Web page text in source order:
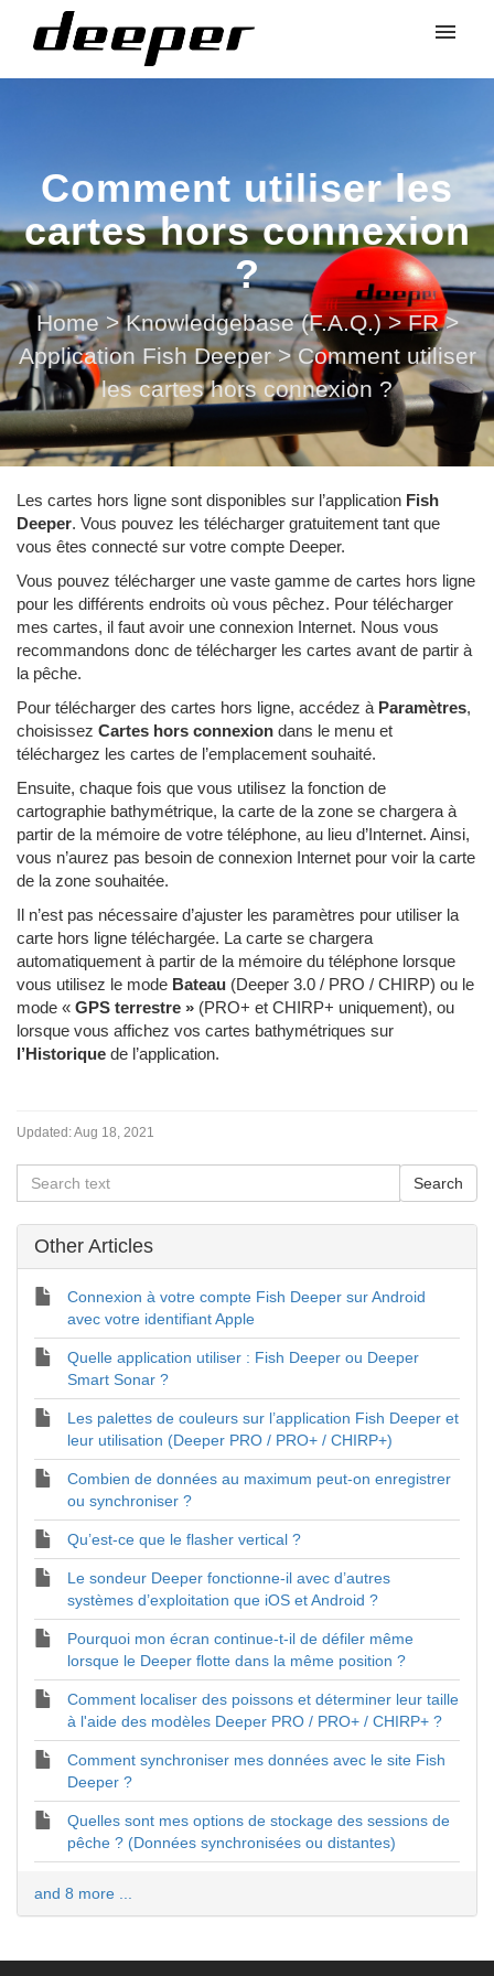
Comment utiliser les
cartes hors connexion
?
Home > Knowledgebase (F.A.Q.) > FR >
Application Fish Deeper > Comment utiliser
les cartes hors connexion ?
Les cartes hors ligne sont disponibles sur l’application Fish
Deeper. Vous pouvez les télécharger gratuitement tant que
vous êtes connecté sur votre compte Deeper.
Vous pouvez télécharger une vaste gamme de cartes hors ligne
pour les différents endroits où vous pêchez. Pour télécharger
mes cartes, il faut avoir une connexion Internet. Nous vous
recommandons donc de télécharger les cartes avant de partir à
la pêche.
Pour télécharger des cartes hors ligne, accédez à Paramètres,
choisissez Cartes hors connexion dans le menu et
téléchargez les cartes de l’emplacement souhaité.
Ensuite, chaque fois que vous utilisez la fonction de
cartographie bathymétrique, la carte de la zone se chargera à
partir de la mémoire de votre téléphone, au lieu d’Internet. Ainsi,
vous n’aurez pas besoin de connexion Internet pour voir la carte
de la zone souhaitée.
Il n’est pas nécessaire d’ajuster les paramètres pour utiliser la
carte hors ligne téléchargée. La carte se chargera
automatiquement à partir de la mémoire du téléphone lorsque
vous utilisez le mode Bateau (Deeper 3.0 / PRO / CHIRP) ou le
mode « GPS terrestre » (PRO+ et CHIRP+ uniquement), ou
lorsque vous affichez vos cartes bathymétriques sur
l’Historique de l’application.
Updated:Aug 18, 2021
Other Articles
Connexion à votre compte Fish Deeper sur Android
avec votre identifiant Apple
Quelle application utiliser : Fish Deeper ou Deeper
Smart Sonar ?
Les palettes de couleurs sur l’application Fish Deeper et
leur utilisation (Deeper PRO / PRO+ / CHIRP+)
Combien de données au maximum peut-on enregistrer
ou synchroniser ?
Qu’est-ce que le flasher vertical ?
Le sondeur Deeper fonctionne-il avec d’autres
systèmes d’exploitation que iOS et Android ?
Pourquoi mon écran continue-t-il de défiler même
lorsque le Deeper flotte dans la même position ?
Comment localiser des poissons et déterminer leur taille
à l'aide des modèles Deeper PRO / PRO+ / CHIRP+ ?
Comment synchroniser mes données avec le site Fish
Deeper ?
Quelles sont mes options de stockage des sessions de
pêche ? (Données synchronisées ou distantes)
and 8 more ...